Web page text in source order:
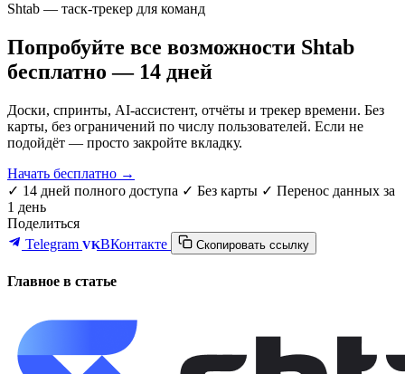
Shtab — таск-трекер для команд
Попробуйте все возможности Shtab
бесплатно — 14 дней
Доски, спринты, AI-ассистент, отчёты и трекер времени. Без
карты, без ограничений по числу пользователей. Если не
подойдёт — просто закройте вкладку.
Начать бесплатно →
✓ 14 дней полного доступа ✓ Без карты ✓ Перенос данных за
1 день
Поделиться
Telegram VKВКонтакте Скопировать ссылку
Главное в статье